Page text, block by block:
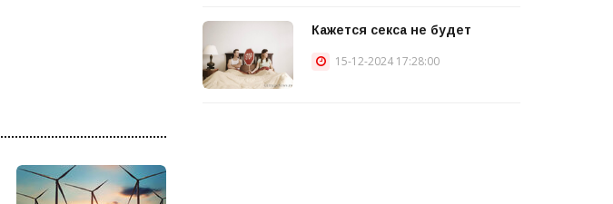
Кажется секса не будет
15-12-2024 17:28:00